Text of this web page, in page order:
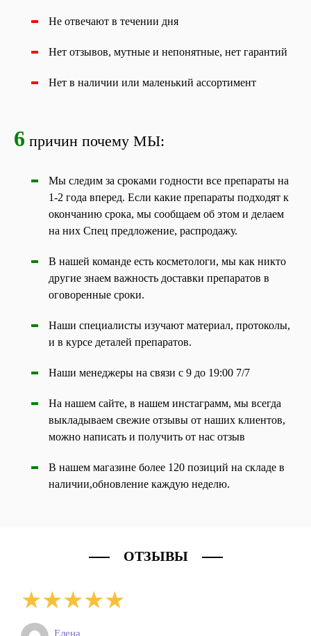
Не отвечают в течении дня
Нет отзывов, мутные и непонятные, нет гарантий
Нет в наличии или маленький ассортимент
6 причин почему МЫ:
Мы следим за сроками годности все препараты на
1-2 года вперед. Если какие препараты подходят к
окончанию срока, мы сообщаем об этом и делаем
на них Спец предложение, распродажу.
В нашей команде есть косметологи, мы как никто
другие знаем важность доставки препаратов в
оговоренные сроки.
Наши специалисты изучают материал, протоколы,
и в курсе деталей препаратов.
Наши менеджеры на связи с 9 до 19:00 7/7
На нашем сайте, в нашем инстаграмм, мы всегда
выкладываем свежие отзывы от наших клиентов,
можно написать и получить от нас отзыв
В нашем магазине более 120 позиций на складе в
наличии,обновление каждую неделю.
ОТЗЫВЫ
Елена